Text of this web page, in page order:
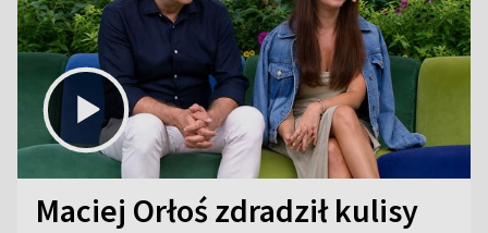
Maciej Orłoś zdradził kulisy